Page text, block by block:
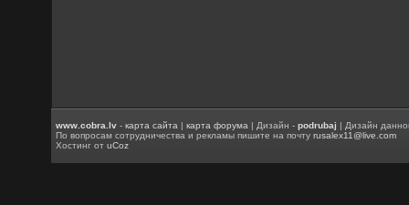
www.cobra.lv -карта сайта |карта форума | Дизайн -podrubaj | Дизайн
По вопросам сотрудничества и рекламы пишите на почтуrusalex11@live.com
Хостинг отuCoz